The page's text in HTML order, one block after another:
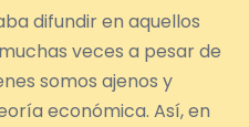
difundir en aquellos
veces a pesar de
somos ajenos y
económica. Así, en